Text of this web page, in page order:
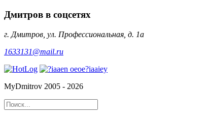
Дмитров в соцсетях
г. Дмитров, ул. Профессиональная, д. 1а
1633131@mail.ru
MyDmitrov 2005 - 2026